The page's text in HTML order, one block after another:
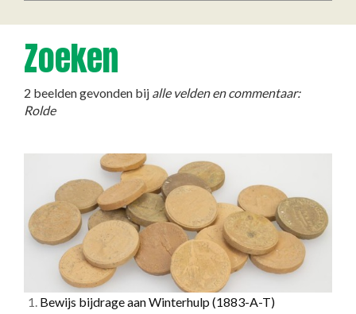
Zoeken
2 beelden gevonden bij alle velden en commentaar:
Rolde
1. Bewijs bijdrage aan Winterhulp (1883-A-T)